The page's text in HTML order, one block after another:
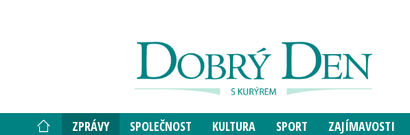
ZPRÁVY SPOLEČNOST KULTURA SPORT ZAJÍMAVOSTI